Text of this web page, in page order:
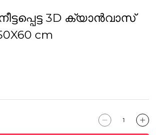
3D ക്യാൻവാസ്
cm